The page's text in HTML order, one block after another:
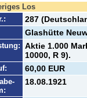
Los
287
Glashütte
Aktie 1.000
10000, R 9).
60,00 EUR
18.08.1921